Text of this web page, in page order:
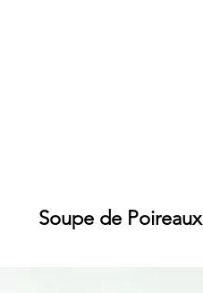
Soupe de Poireaux